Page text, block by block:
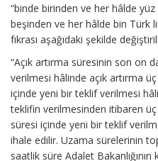
“binde birinden ve her hâlde yüz
beşinden ve her hâlde bin Türk
fıkrası aşağıdaki şekilde
“Açık artırma süresinin son on
verilmesi hâlinde açık artırma
içinde yeni bir teklif verilmesi
teklifin verilmesinden itibaren üç
süresi içinde yeni bir teklif
ihale edilir. Uzama sürelerinin
saatlik süre Adalet Bakanlığının